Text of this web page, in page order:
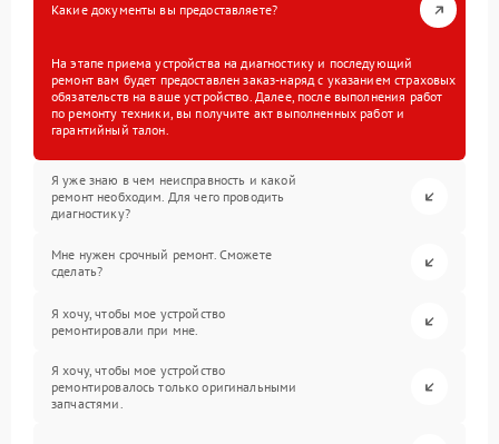
Какие документы вы предоставляете?
На этапе приема устройства на диагностику и последующий
ремонт вам будет предоставлен заказ-наряд с указанием страховых
обязательств на ваше устройство. Далее, после выполнения работ
по ремонту техники, вы получите акт выполненных работ и
гарантийный талон.
Я уже знаю в чем неисправность и какой
ремонт необходим. Для чего проводить
диагностику?
Мне нужен срочный ремонт. Сможете
сделать?
Я хочу, чтобы мое устройство
ремонтировали при мне.
Я хочу, чтобы мое устройство
ремонтировалось только оригинальными
запчастями.